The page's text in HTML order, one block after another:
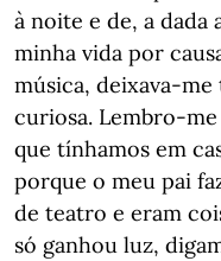
à noite e de, a
minha vida por
música, deixava-
curiosa. Lembro-
que tínhamos em
porque o meu pai
de teatro e eram
só ganhou luz,